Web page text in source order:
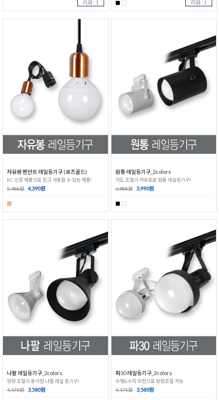
리뷰 : 1 리뷰 : 1
자유봉 펜던트 레일등기구 (로즈골드)
KC 인증 제품으로 믿고 사용할 수 있는 제품!
5,488원 4,390원
원통 레일등기구_2colors
각도 조절이 자유로운 원통 레일등기구!
4,988원 3,990원
나팔 레일등기구_2colors
방향 조절이 용이한 나팔 레일 등기구!
4,475원 3,580원
파30 레일등기구_2colors
수평&수직 회전으로 방향조절 가능
4,475원 3,580원